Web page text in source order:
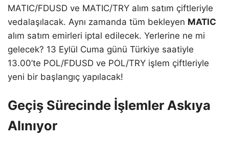
MATIC/FDUSD ve MATIC/TRY alım satım çiftleriyle
vedalaşılacak. Aynı zamanda tüm bekleyen MATIC
alım satım emirleri iptal edilecek. Yerlerine ne mi
gelecek? 13 Eylül Cuma günü Türkiye saatiyle
13.00’te POL/FDUSD ve POL/TRY işlem çiftleriyle
yeni bir başlangıç yapılacak!
Geçiş Sürecinde İşlemler Askıya
Alınıyor